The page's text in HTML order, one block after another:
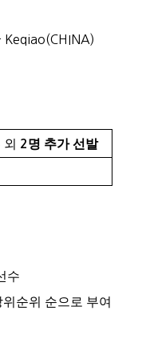
Keqiao(CHINA)
2 명 추가 선발
수
순위 순으로 부여